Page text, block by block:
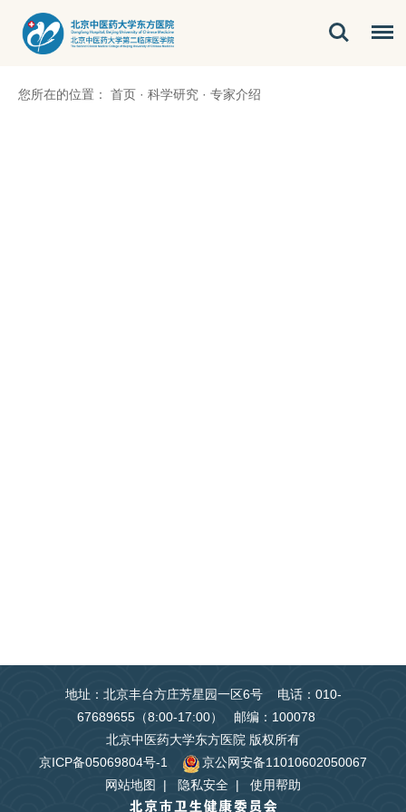
您所在的位置： 首页 · 科学研究 · 专家介绍
地址：北京丰台方庄芳星园一区6号 电话：010-
67689655（8:00-17:00） 邮编：100078
北京中医药大学东方医院 版权所有
京ICP备05069804号-1
京公网安备11010602050067
网站地图
| 隐私安全 | 使用帮助